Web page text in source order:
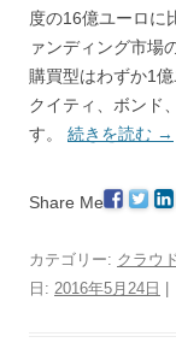
度の16億ユーロに
ァンディング市場
購買型はわずか1
クイティ、ボンド
す。 続きを読む →
Share Me
カテゴリー: クラウ
日: 2016年5月24日